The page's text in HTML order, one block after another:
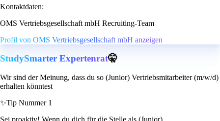
Kontaktdaten:
OMS Vertriebsgesellschaft mbH Recruiting-Team
Profil von OMS Vertriebsgesellschaft mbH anzeigen
StudySmarter Expertenrat🤫
Wir sind der Meinung, dass du so (Junior) Vertriebsmitarbeiter (m/w/d)
erhalten könntest
✨Tip Nummer 1